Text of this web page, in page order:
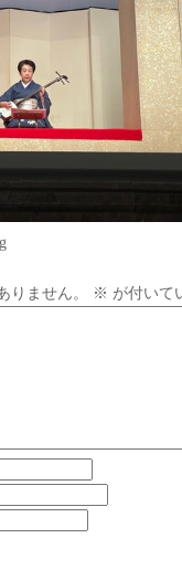
りません。
※ が付いて